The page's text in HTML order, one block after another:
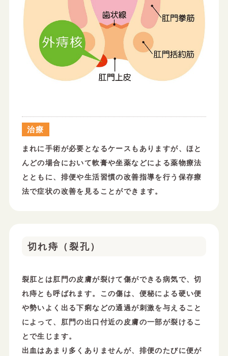
治療
まれに手術が必要となるケースもありますが、ほと
んどの場合において軟膏や坐薬などによる薬物療法
とともに、排便や生活習慣の改善指導を行う保存療
法で症状の改善を見ることができます。
切れ痔（裂孔）
裂肛とは肛門の皮膚が裂けて傷ができる病気で、切
れ痔とも呼ばれます。この傷は、便秘による硬い便
や勢いよく出る下痢などの通過が刺激を与えること
によって、肛門の出口付近の皮膚の一部が裂けるこ
とで生じます。
出血はあまり多くありませんが、排便のたびに便が